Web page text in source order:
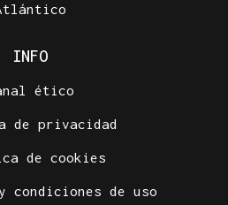
INFO
ético
de privacidad
de cookies
condiciones de uso